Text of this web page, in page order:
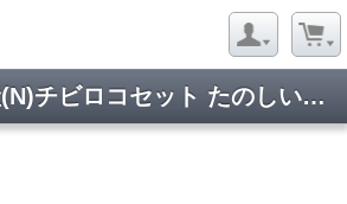
10-503-1 再生産(N)チビロコセット たのしい街のSL列車